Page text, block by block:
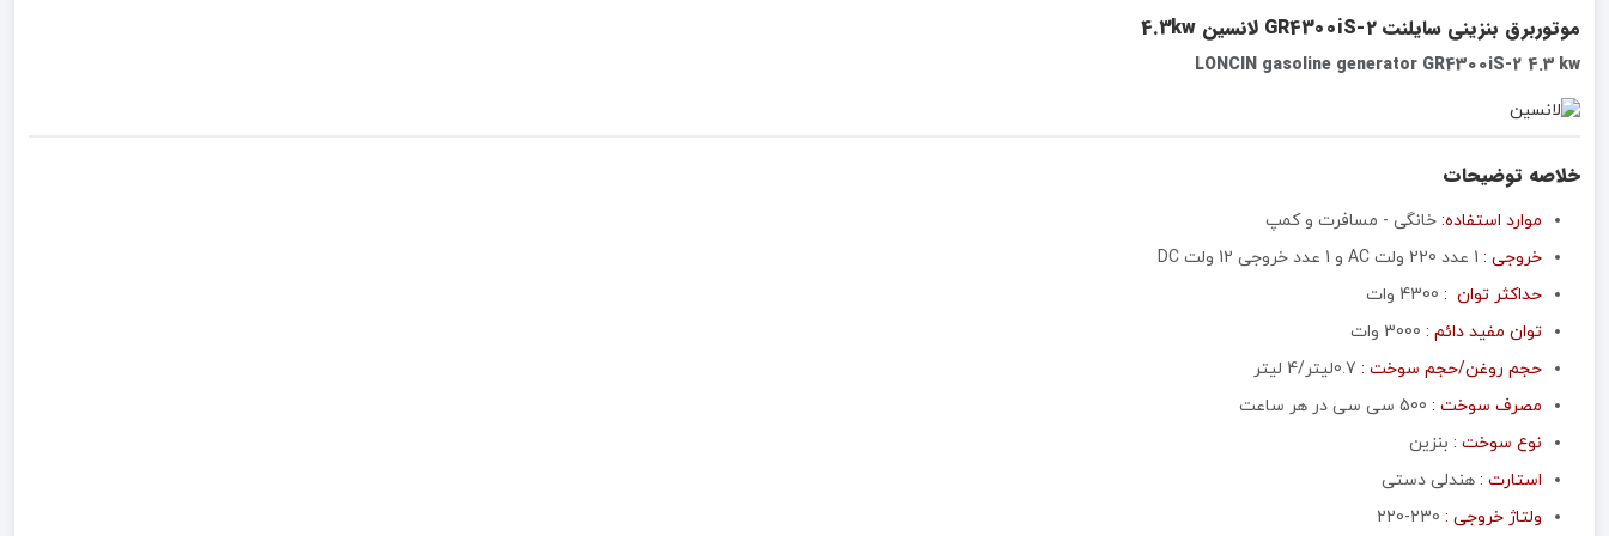
موتوربرق بنزینی سایلنت GR4300iS-2 لانسین 4.3kw
LONCIN gasoline generator GR4300iS-2 4.3 kw
خلاصه توضیحات
موارد استفاده: خانگی - مسافرت و کمپ
خروجی : 1 عدد 220 ولت AC و 1 عدد خروجی 12 ولت DC
حداکثر توان : 4300 وات
توان مفید دائم : 3000 وات
حجم روغن/حجم سوخت : 0.7لیتر/4 لیتر
مصرف سوخت : 500 سی سی در هر ساعت
نوع سوخت : بنزین
استارت : هندلی دستی
ولتاژ خروجی :